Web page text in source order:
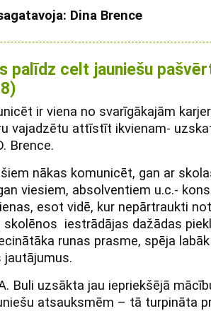
Dina Brence
palīdz celt jauniešu
ir viena no svarīgākajām
vajadzētu attīstīt ikvienam-
Brence.
nākas komunicēt, gan ar
viesiem, absolventiem u.c.-
esot vidē, kur nepārtraukti
skolēnos iestrādājas dažādas
runas prasme, spēja
jautājumus.
Buli uzsākta jau iepriekšējā
atsauksmēm – tā turpināta